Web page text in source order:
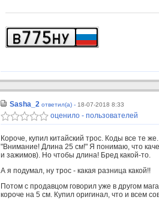
Sasha_2 ответил(а) - 18-07-2018 8:33
оценило - пользователей
Короче, купил китайский трос. Коды все те
"Внимание! Длина 25 см!" Я понимаю, что
и зажимов). Но чтобы длина! Бред какой-то.
А я подумал, ну трос - какая разница какой!!
Потом с продавцом говорил уже в другом
короче на 5 см. Купил оригинал, что и всем